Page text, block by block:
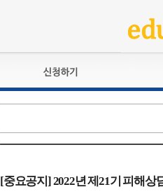
교육훈련
자격복원
[중요공지] 2022년 제21기 피해상